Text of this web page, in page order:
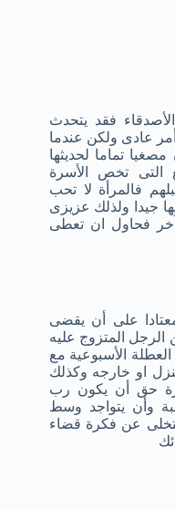
فقد يتحدث
عادى ولكن عندما
تماما لحديثها
التى تخص الأسرة
فالمرأة لا تحب
جيدا ولذلك عزيزى
فحاول ان تعطى
على أن يقضى
المتزوج عليه
الأسبوعية مع
او خارجه وكذلك
حق أن يكون رب
وأن يتواجد وسط
تتخلى عن فكرة قضاء